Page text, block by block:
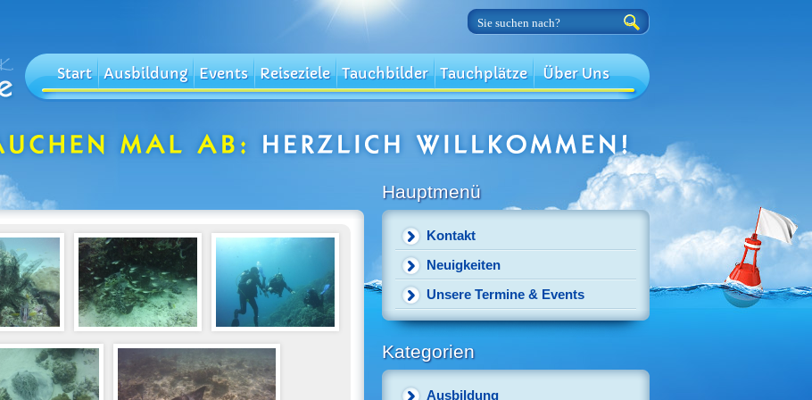
Start Ausbildung Events Reiseziele Tauchbilder Tauchplätze Über Uns
Hauptmenü
Kontakt
Neuigkeiten
Unsere Termine & Events
Kategorien
Ausbildung